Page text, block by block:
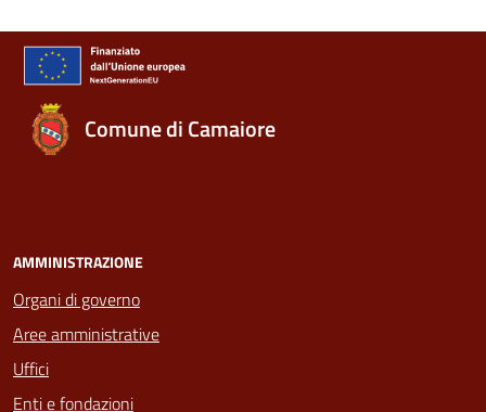
Comune di Camaiore
AMMINISTRAZIONE
Organi di governo
Aree amministrative
Uffici
Enti e fondazioni